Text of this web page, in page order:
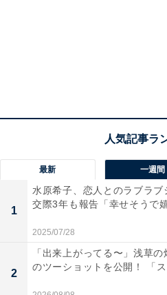
最新 一週間
1
水原希子、恋人とのラブラブ
交際3年も報告「幸せそうで
2025/07/28
2
「出来上がってる〜」浅草
のツーショットを公開！ 「